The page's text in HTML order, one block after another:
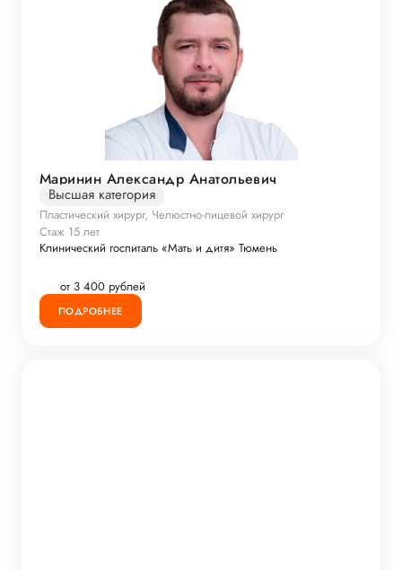
Маринин Александр Анатольевич
Высшая категория
Пластический хирург, Челюстно-лицевой хирург
Стаж 15 лет
Клинический госпиталь «Мать и дитя» Тюмень
от 3 400 рублей
ПОДРОБНЕЕ